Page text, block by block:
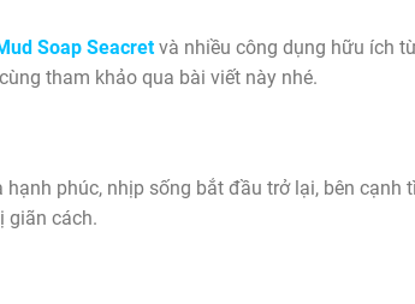
Soap Seacretvà nhiều công dụng hữu ích
tham khảo qua bài viết này nhé.
phúc, nhịp sống bắt đầu trở lại, bên cạnh
giãn cách.